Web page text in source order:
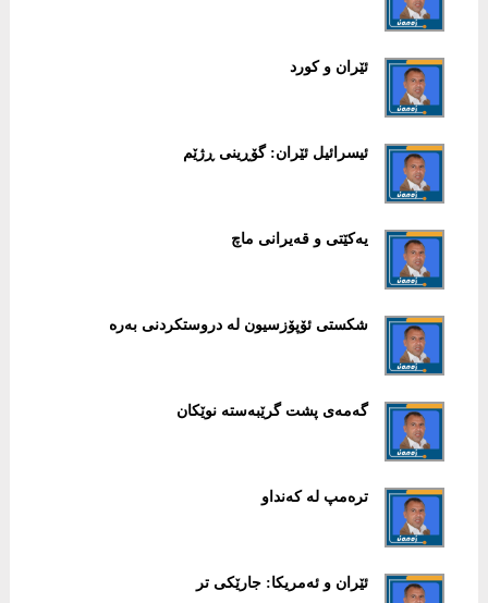
ئێران و کورد
ئیسرائیل ئێران: گۆڕینی ڕژێم
یەکێتی و قەیرانی ماچ
شکستی ئۆپۆزسیون لە دروستکردنی بەرە
گەمەی پشت گرێبەستە نوێکان
ترەمپ لە کەنداو
ئێران و ئەمریکا: جارێکی تر